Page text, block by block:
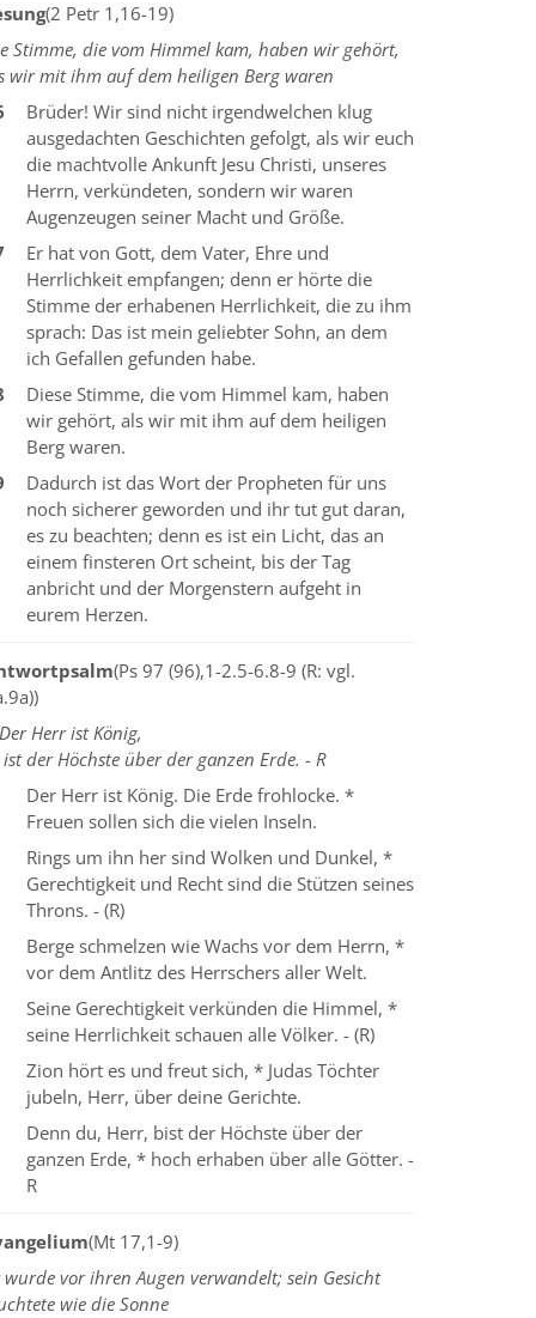
(2 Petr 1,16-19)
Stimme, die vom Himmel kam, haben wir gehört,
wir mit ihm auf dem heiligen Berg waren
Brüder! Wir sind nicht irgendwelchen klug
ausgedachten Geschichten gefolgt, als wir euch
die machtvolle Ankunft Jesu Christi, unseres
Herrn, verkündeten, sondern wir waren
Augenzeugen seiner Macht und Größe.
Er hat von Gott, dem Vater, Ehre und
Herrlichkeit empfangen; denn er hörte die
Stimme der erhabenen Herrlichkeit, die zu ihm
sprach: Das ist mein geliebter Sohn, an dem
ich Gefallen gefunden habe.
Diese Stimme, die vom Himmel kam, haben
wir gehört, als wir mit ihm auf dem heiligen
Berg waren.
Dadurch ist das Wort der Propheten für uns
noch sicherer geworden und ihr tut gut daran,
es zu beachten; denn es ist ein Licht, das an
einem finsteren Ort scheint, bis der Tag
anbricht und der Morgenstern aufgeht in
eurem Herzen.
(Ps 97 (96),1-2.5-6.8-9 (R: vgl.
Herr ist König,
der Höchste über der ganzen Erde. - R
Der Herr ist König. Die Erde frohlocke. *
Freuen sollen sich die vielen Inseln.
Rings um ihn her sind Wolken und Dunkel, *
Gerechtigkeit und Recht sind die Stützen seines
Throns. - (R)
Berge schmelzen wie Wachs vor dem Herrn, *
vor dem Antlitz des Herrschers aller Welt.
Seine Gerechtigkeit verkünden die Himmel, *
seine Herrlichkeit schauen alle Völker. - (R)
Zion hört es und freut sich, * Judas Töchter
jubeln, Herr, über deine Gerichte.
Denn du, Herr, bist der Höchste über der
ganzen Erde, * hoch erhaben über alle Götter. -
R
(Mt 17,1-9)
wurde vor ihren Augen verwandelt; sein Gesicht
wie die Sonne